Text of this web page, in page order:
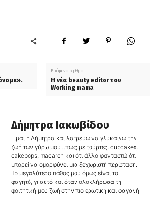
Επόμενο άρθρο
Η νέα beauty editor του
Working mama
Δήμητρα Ιακωβίδου
Είμαι η Δήμητρα και λατρεύω να γλυκαίνω την
ζωή των γύρω μου…πως; με τούρτες, cupcakes,
cakepops, macaron και ότι άλλο φανταστώ ότι
μπορεί να ομορφύνει μια ξεχωριστή περίσταση.
Το μεγαλύτερο πάθος μου όμως είναι το
φαγητό, γι αυτό και όταν ολοκλήρωσα τη
φοιτητική μου ζωή στην πιο ερωτική και φαγανή